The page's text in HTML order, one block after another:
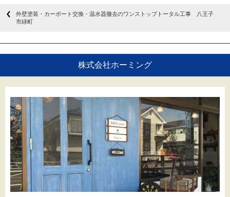
外壁塗装・カーポート交換・温水器撤去のワンストップトータル工事 八王子
市緑町
株式会社ホーミング